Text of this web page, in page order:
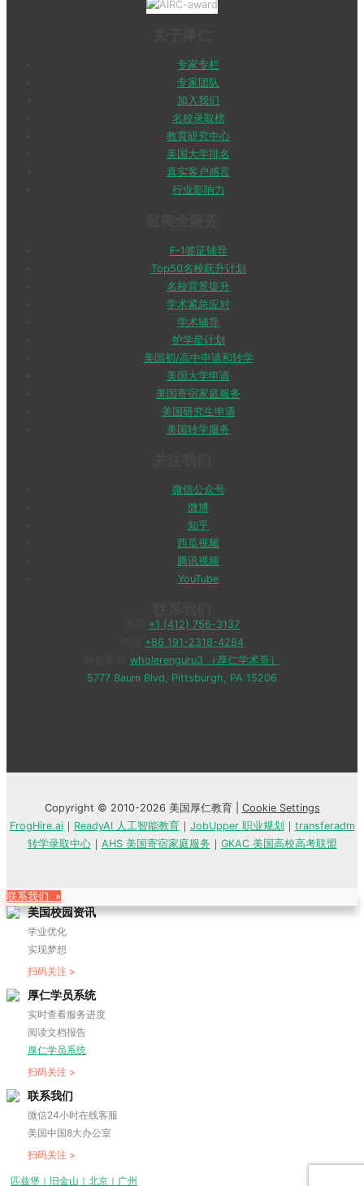
专家专栏
专家团队
加入我们
名校录取榜
教育研究中心
美国大学排名
真实客户感言
行业影响力
F-1签证辅导
Top50名校跃升计划
名校背景提升
学术紧急应对
学术辅导
护学星计划
美国初/高中申请和转学
美国大学申请
美国寄宿家庭服务
美国研究生申请
美国转学服务
微信公众号
微博
知乎
西瓜视频
腾讯视频
YouTube
+1 (412) 756-3137
+86 191-2318-4284
wholerenguru3 （厚仁学术哥）
5777 Baum Blvd, Pittsburgh, PA 15206
Copyright © 2010-2026 美国厚仁教育 | Cookie Settings
FrogHire.ai｜ ReadyAI 人工智能教育｜ JobUpper 职业规划 ｜ transferadm
转学录取中心｜ AHS 美国寄宿家庭服务 ｜ GKAC 美国高校高考联盟
联系我们 »
美国校园资讯
学业优化
实现梦想
扫码关注 >
厚仁学员系统
实时查看服务进度
阅读文档报告
厚仁学员系统
扫码关注 >
联系我们
微信24小时在线客服
美国中国8大办公室
扫码关注 >
匹兹堡｜旧金山｜北京｜广州